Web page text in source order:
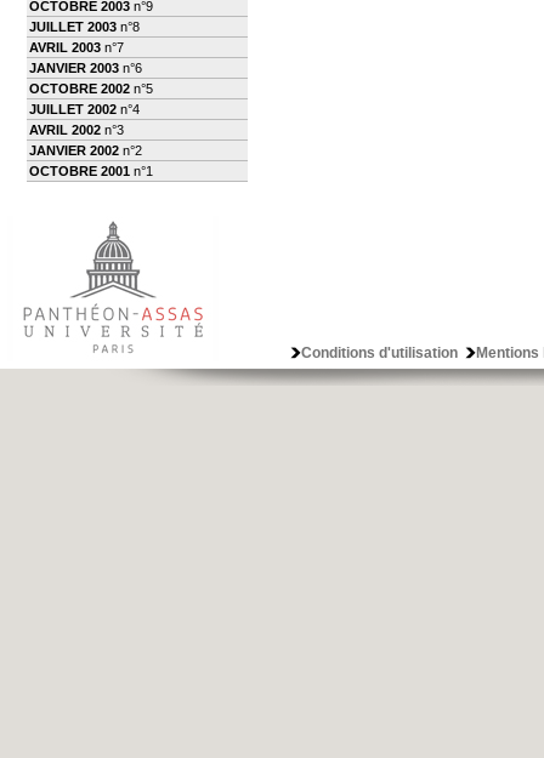
OCTOBRE 2003 n°9
JUILLET 2003 n°8
AVRIL 2003 n°7
JANVIER 2003 n°6
OCTOBRE 2002 n°5
JUILLET 2002 n°4
AVRIL 2002 n°3
JANVIER 2002 n°2
OCTOBRE 2001 n°1
Conditions d'utilisation Mentions